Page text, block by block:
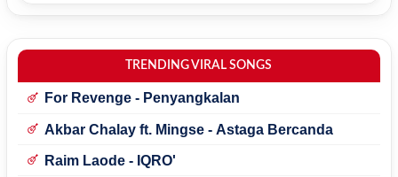
TRENDING VIRAL SONGS
For Revenge - Penyangkalan
Akbar Chalay ft. Mingse - Astaga Bercanda
Raim Laode - IQRO'